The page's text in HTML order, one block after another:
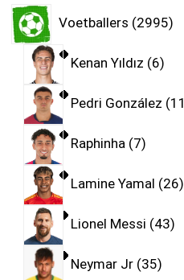
Voetballers 2995
Kenan Yıldız 6
Pedri González 11
Raphinha 7
Lamine Yamal 26
Lionel Messi 43
Neymar Jr 35